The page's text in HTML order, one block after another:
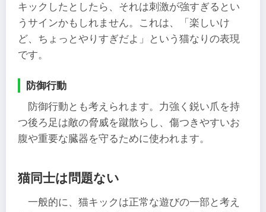
キックしたとしたら、それは刺激が強すぎるとい
うサインかもしれません。これは、「楽しいけ
ど、ちょっとやりすぎだよ」という猫なりの表現
です。
防御行動
防御行動とも考えられます。力強く鋭い爪を持
つ後ろ足は敵の脅威を蹴散らし、傷つきやすいお
腹や重要な臓器を守るために使われます。
猫同士は問題ない
一般的に、猫キックは正常な遊びの一部と考え